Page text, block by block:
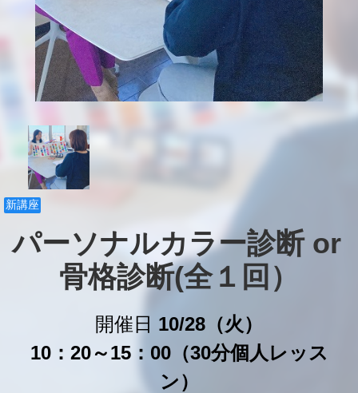
新講座
パーソナルカラー診断 or
骨格診断(全１回）
開催日 10/28（火）
10：20～15：00（30分個人レッス
ン）